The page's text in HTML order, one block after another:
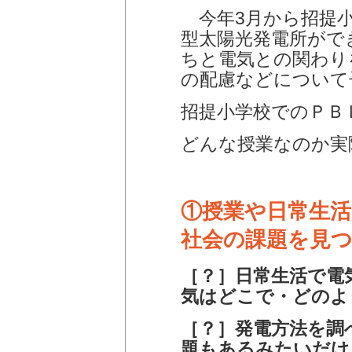
今年3月から招提
型太陽光発電所が
ちと電気との関わ
の配慮などについ
招提小学校でのＰＢ
どんな授業なのか
①授業や日常生
社会の課題を見
［？］日常生活で
気はどこで・どの
［？］発電方法を